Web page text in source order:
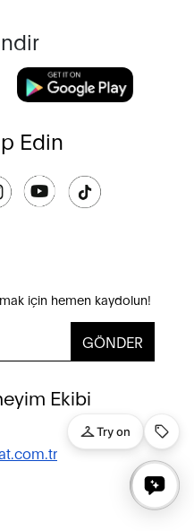
Edin
için hemen kaydolun!
GÖNDER
Ekibi